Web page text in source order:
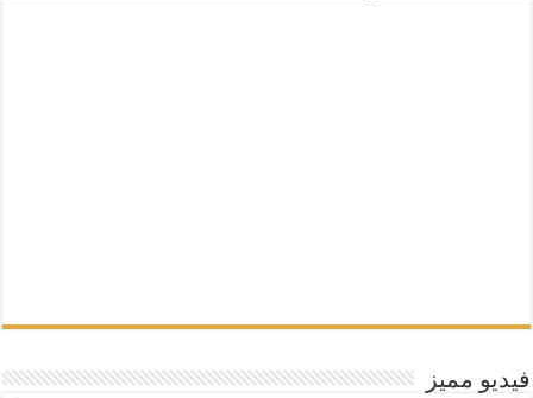
فيديو مميز